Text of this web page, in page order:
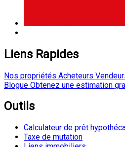
Liens Rapides
Nos propriétés Acheteurs
Blogue Obtenez une estimation
Outils
Calculateur de prêt
Taxe de mutation